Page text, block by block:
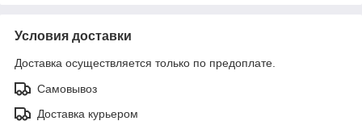
Условия доставки
Доставка осуществляется только по предоплате.
Самовывоз
Доставка курьером